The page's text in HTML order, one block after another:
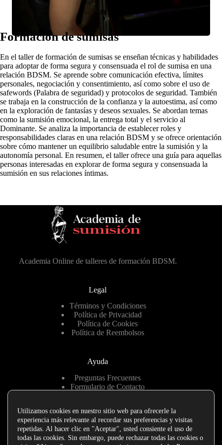
Formación de sumisas
En el taller de formación de sumisas se enseñan técnicas y habilidades
para adoptar de forma segura y consensuada el rol de sumisa en una
relación BDSM. Se aprende sobre comunicación efectiva, límites
personales, negociación y consentimiento, así como sobre el uso de
safewords (Palabra de seguridad) y protocolos de seguridad. También
se trabaja en la construcción de la confianza y la autoestima, así como
en la exploración de fantasías y deseos sexuales. Se abordan temas
como la sumisión emocional, la entrega total y el servicio al
Dominante. Se analiza la importancia de establecer roles y
responsabilidades claras en una relación BDSM y se ofrece orientación
sobre cómo mantener un equilibrio saludable entre la sumisión y la
autonomía personal. En resumen, el taller ofrece una guía para aquellas
personas interesadas en explorar de forma segura y consensuada la
sumisión en sus relaciones íntimas.
Academia Online de talleres de formación BDSM.
Legal
Términos y Condiciones
Política de Privacidad
Política de Cookies
Política de Reembolsos
Ayuda
Preguntas Frecuentes
Formulario de Contacto
Enlaces de interés
eva sumisa Madrid
Utilizamos cookies en nuestro sitio web para ofrecerle la
experiencia más relevante al recordar sus preferencias y visitas
repetidas. Al hacer clic en "Aceptar", usted consiente el uso de
todas las cookies. Sin embargo, puede rechazar todas las cookies o